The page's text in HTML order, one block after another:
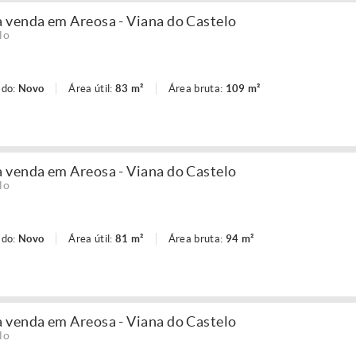
em Areosa - Viana do Castelo
Novo Área útil: 83 m² Área bruta: 109 m²
em Areosa - Viana do Castelo
Novo Área útil: 81 m² Área bruta: 94 m²
em Areosa - Viana do Castelo